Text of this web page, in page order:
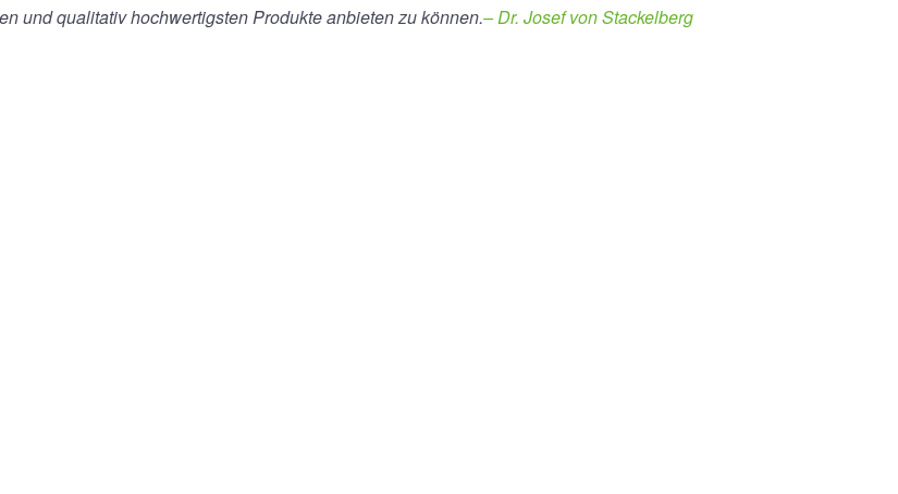
und qualitativ hochwertigsten Produkte anbieten zu können.– Dr. Josef von Stackelberg